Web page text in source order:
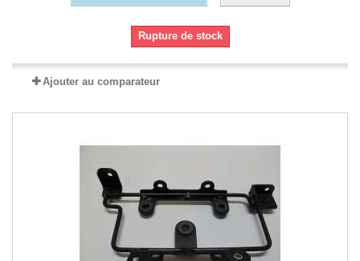
Rupture de stock
Ajouter au comparateur